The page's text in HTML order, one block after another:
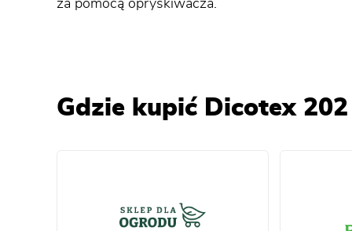
za pomocą opryskiwacza.
Gdzie kupić Dicotex 202